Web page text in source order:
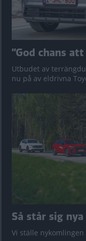
”God chans
Utbudet av
nu på av eldrivna
Så står sig
Vi ställe nykomlingen